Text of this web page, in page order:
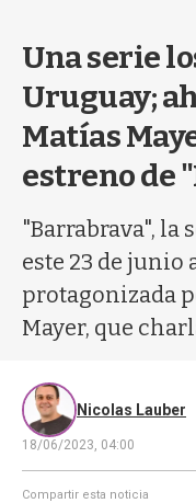
Una serie
Uruguay;
Matías
estreno de
"Barrabrava", la
este 23 de junio
protagonizada
Mayer, que
Nicolas Lauber
18/06/2023, 04:00
Compartir esta noticia